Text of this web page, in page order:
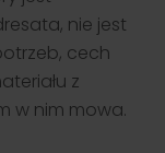
nie jest
cech
z
w nim mowa.